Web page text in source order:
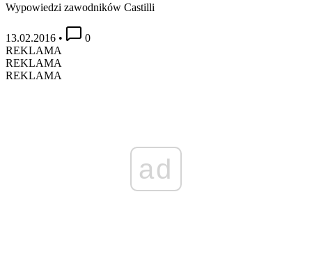
Wypowiedzi zawodników Castilli
13.02.2016 •
0
REKLAMA
REKLAMA
REKLAMA
ad